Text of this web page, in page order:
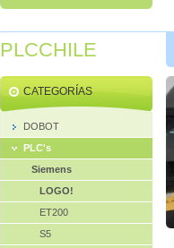
PLCCHILE
CATEGORÍAS
DOBOT
PLC's
Siemens
LOGO!
ET200
S5